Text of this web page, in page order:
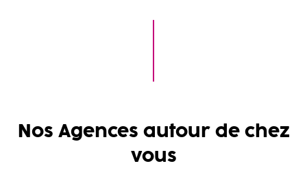
Nos Agences autour de chez
vous